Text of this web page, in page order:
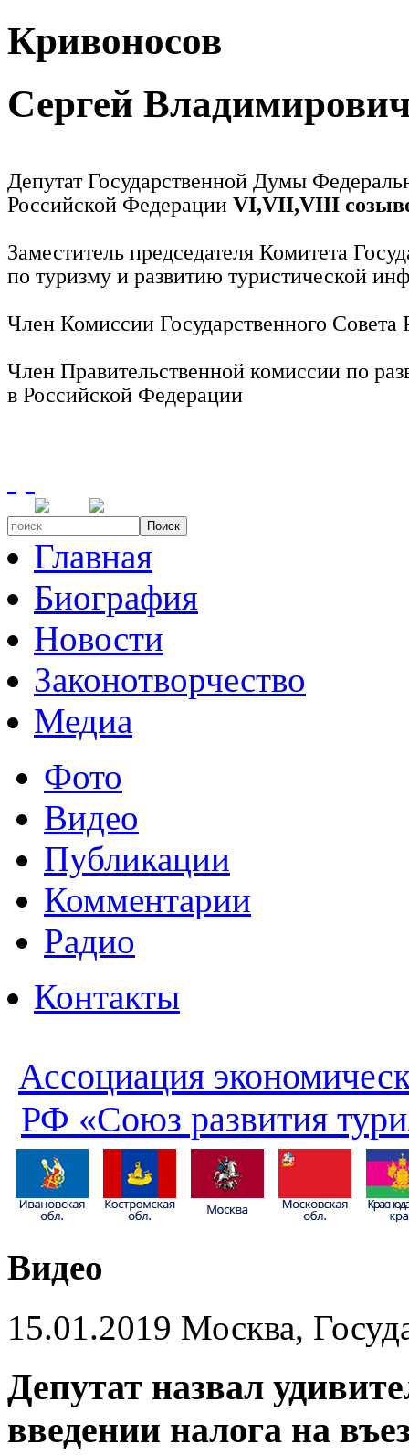
Кривоносов
Сергей
Депутат Государственной Думы
Российской Федерации VI,VII,VIII
Заместитель председателя Комитета
по туризму и развитию туристической
Член Комиссии Государственного
Член Правительственной комиссии по
в Российской Федерации
Поиск
Главная
Биография
Новости
Законотворчество
Медиа
Фото
Видео
Публикации
Комментарии
Радио
Контакты
Ассоциация
РФ «Союз развития
Видео
15.01.2019 Москва,
Депутат назвал
введении налога на